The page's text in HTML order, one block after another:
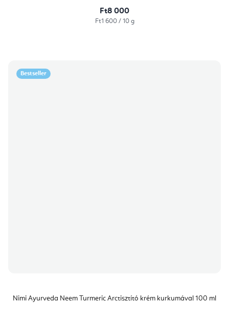
Ft8 000
Egységár:
Ft1 600 / 10 g
Bestseller
Nimi Ayurveda Neem Turmeric Arctisztító krém kurkumával 100 ml